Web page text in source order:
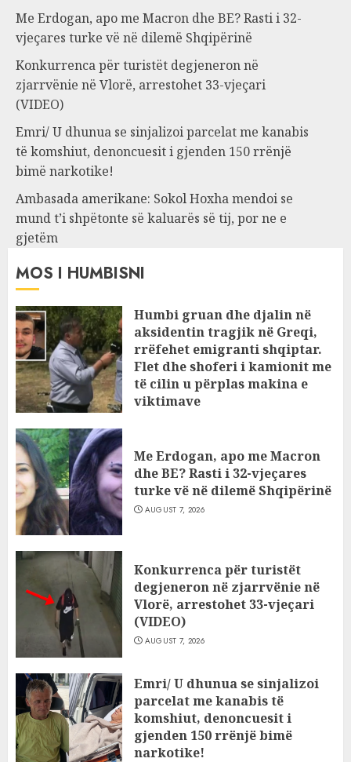
Me Erdogan, apo me Macron dhe BE? Rasti i 32-
vjeçares turke vë në dilemë Shqipërinë
Konkurrenca për turistët degjeneron në
zjarrvënie në Vlorë, arrestohet 33-vjeçari
(VIDEO)
Emri/ U dhunua se sinjalizoi parcelat me kanabis
të komshiut, denoncuesit i gjenden 150 rrënjë
bimë narkotike!
Ambasada amerikane: Sokol Hoxha mendoi se
mund t’i shpëtonte së kaluarës së tij, por ne e
gjetëm
MOS I HUMBISNI
Humbi gruan dhe djalin në
aksidentin tragjik në Greqi,
rrëfehet emigranti shqiptar.
Flet dhe shoferi i kamionit me
të cilin u përplas makina e
viktimave
Me Erdogan, apo me Macron
dhe BE? Rasti i 32-vjeçares
turke vë në dilemë Shqipërinë
AUGUST 7, 2026
Konkurrenca për turistët
degjeneron në zjarrvënie në
Vlorë, arrestohet 33-vjeçari
(VIDEO)
AUGUST 7, 2026
Emri/ U dhunua se sinjalizoi
parcelat me kanabis të
komshiut, denoncuesit i
gjenden 150 rrënjë bimë
narkotike!